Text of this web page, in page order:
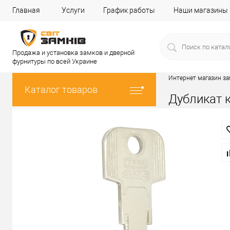
Главная Услуги График работы Наши магазины
Продажа и установка замков и дверной
фурнитуры по всей Украине
Каталог товаров
Интернет магазин
Дубликат